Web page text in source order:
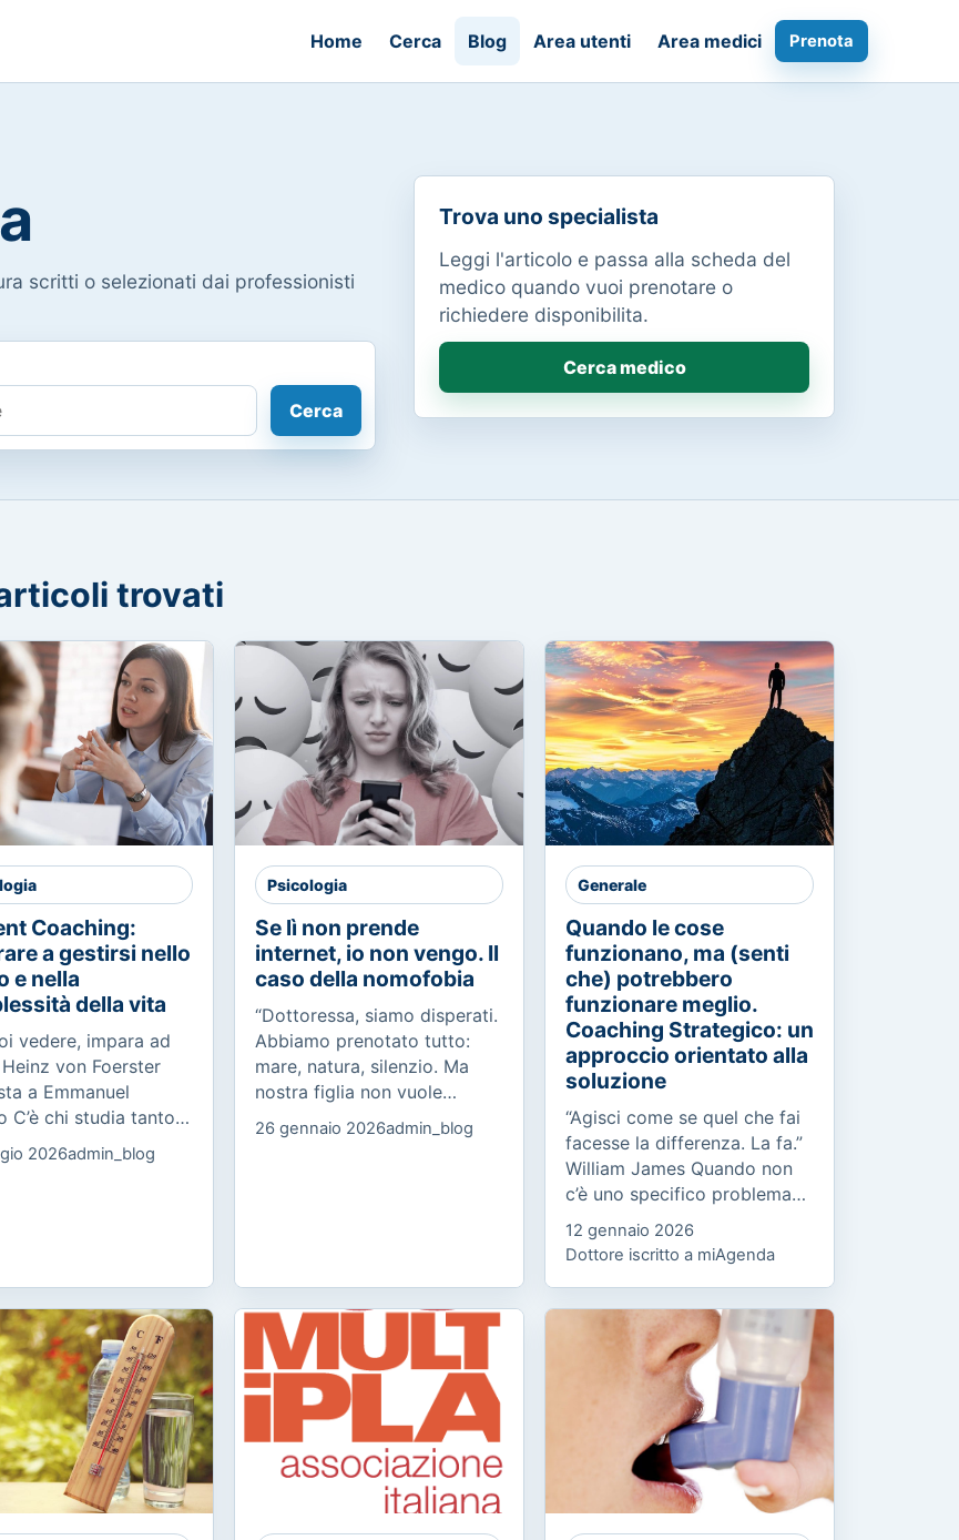
Home Cerca Blog Area utenti Area medici Prenota
scritti o selezionati dai professionisti
Cerca
Trova uno specialista
Leggi l'articolo e passa alla scheda del
medico quando vuoi prenotare o
richiedere disponibilita.
Cerca medico
trovati
Coaching:
a gestirsi nello
e nella
della vita
vedere, impara ad
Heinz von Foerster
a Emmanuel
C’è chi studia tanto,
all’esame stanco.
conosce la materia,
2026admin_blog
Psicologia
Se lì non prende
internet, io non vengo. Il
caso della nomofobia
“Dottoressa, siamo disperati.
Abbiamo prenotato tutto:
mare, natura, silenzio. Ma
nostra figlia non vuole
partire. Dice che lì non
prende internet. Non è un
26 gennaio 2026admin_blog
Generale
Quando le cose
funzionano, ma (senti
che) potrebbero
funzionare meglio.
Coaching Strategico: un
approccio orientato alla
soluzione
“Agisci come se quel che fai
facesse la differenza. La fa.”
William James Quando non
c’è uno specifico problema
da risolvere, ma un
potenziale da esprimere
Molte persone, pur avendo
12 gennaio 2026
Dottore iscritto a miAgenda